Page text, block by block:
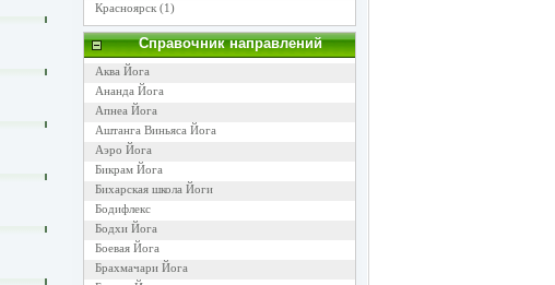
Красноярск(1)
Справочник направлений
Аква Йога
Ананда Йога
Апнеа Йога
Аштанга Виньяса Йога
Аэро Йога
Бикрам Йога
Бихарская школа Йоги
Бодифлекс
Бодхи Йога
Боевая Йога
Брахмачари Йога